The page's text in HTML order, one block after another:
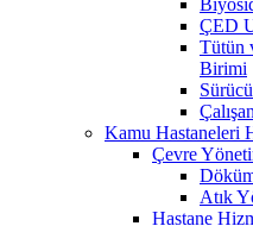
ÇED
Tütün
Birimi
Kamu Hastaneleri
Çevre
Atık
Hastane